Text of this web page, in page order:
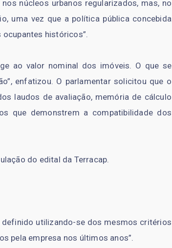
núcleos urbanos regularizados, mas, no
uma vez que a política pública concebida
históricos”.
ao valor nominal dos imóveis. O que se
enfatizou. O parlamentar solicitou que o
laudos de avaliação, memória de cálculo
que demonstrem a compatibilidade dos
do edital da Terracap.
definido utilizando-se dos mesmos critérios
pela empresa nos últimos anos”.